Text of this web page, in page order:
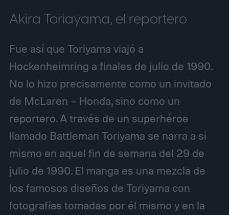
Akira Toriayama, el reportero
Fue así que Toriyama viajó a
Hockenheimring a finales de julio de 1990.
No lo hizo precisamente como un invitado
de McLaren – Honda, sino como un
reportero. A través de un superhéroe
llamado Battleman Toriyama se narra a sí
mismo en aquel fin de semana del 29 de
julio de 1990. El manga es una mezcla de
los famosos diseños de Toriyama con
fotografías tomadas por él mismo y en la